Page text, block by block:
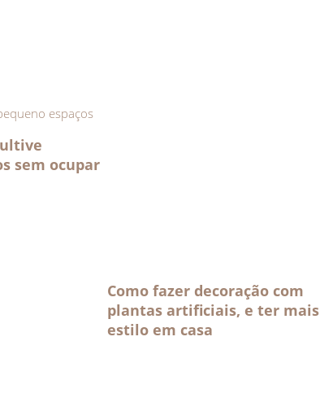
sem ocupar
Como fazer decoração com
plantas artificiais, e ter mais
estilo em casa